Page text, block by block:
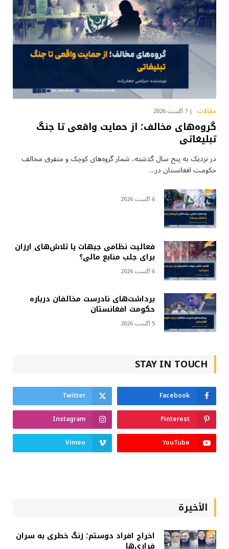
مقالات 7 آگست 2026
گروه‌های مخالف؛ از حمایت واقعی تا جنگ
تبلیغاتی
در نزدیک به پنج سال گذشته، شمار گروه‌های کوچک و متفرق مخالف
حکومت افغانستان در…
6 آگست 2026
فعالیت نظامی جبهات یا تلاش‌های ارزان
برای جلب منابع مالی؟
6 آگست 2026
برداشت‌های نادرست مخالفان درباره
حکومت افغانستان
5 آگست 2026
STAY IN TOUCH
Facebook
Twitter
Pinterest
Instagram
YouTube
Vimeo
الأخيرة
اخراج افراد دوستم؛ زنگ خطری به سران